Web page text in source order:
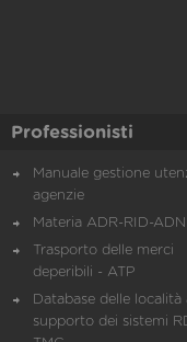
Professionisti
Manuale gestione
agenzie
Materia ADR-RID-ADN
Trasporto delle merci
deperibili - ATP
Database delle località
supporto dei sistemi